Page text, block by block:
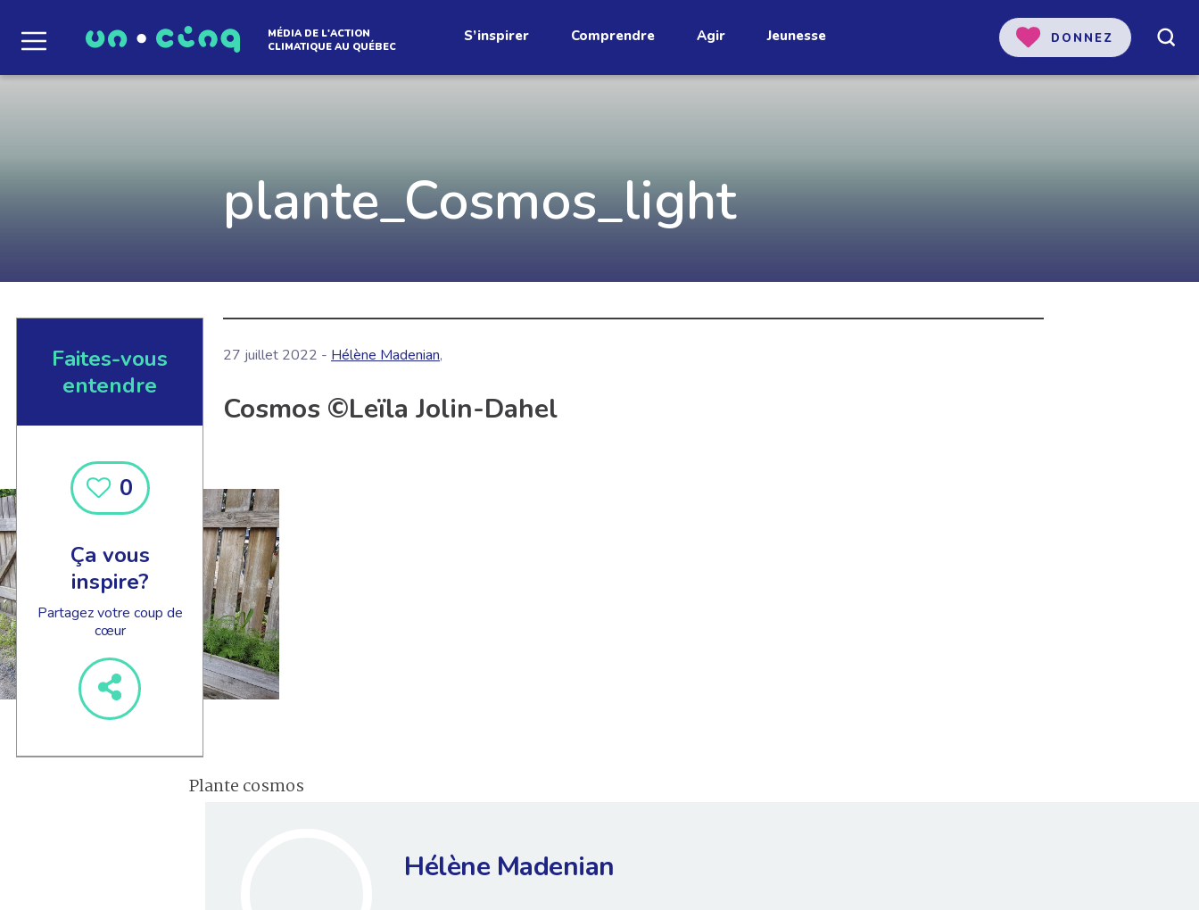
Le média qui détend
Que des solutions concrètes et inspirantes. Ici au Québec. Abonnez-vous à
EN SAVOIR +
Découvrez notre
infolettre!
MÉDIA DE L'ACTION
CLIMATIQUE AU QUÉBEC
S’inspirer Comprendre Agir Jeunesse DONNEZ
plante_Cosmos_light
Faites-vous
entendre
0
Ça vous
inspire?
Partagez votre coup de
cœur
27 juillet 2022 - Hélène Madenian,
Cosmos ©Leïla Jolin-Dahel
Plante cosmos
Hélène Madenian